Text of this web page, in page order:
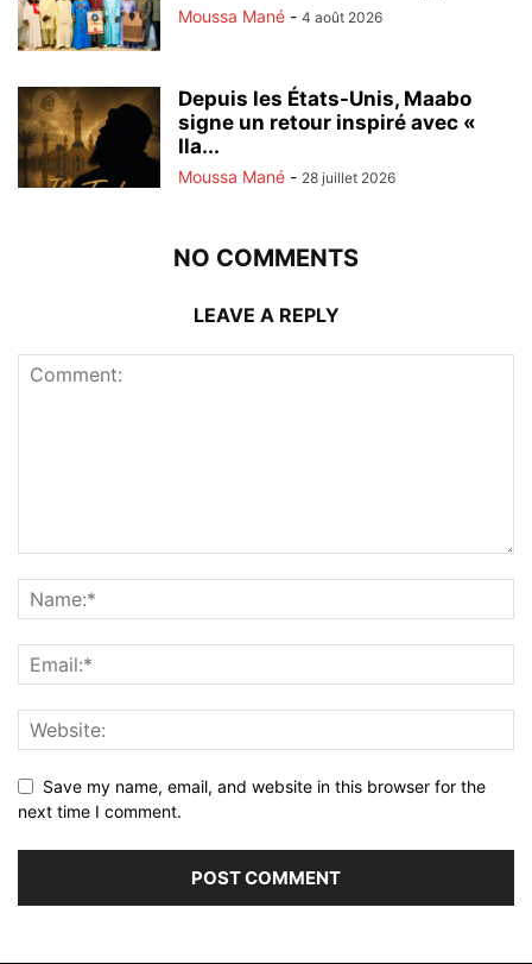
Moussa Mané - 4 août 2026
Depuis les États-Unis, Maabo
signe un retour inspiré avec «
Ila...
Moussa Mané - 28 juillet 2026
NO COMMENTS
LEAVE A REPLY
Save my name, email, and website in this browser for the
next time I comment.